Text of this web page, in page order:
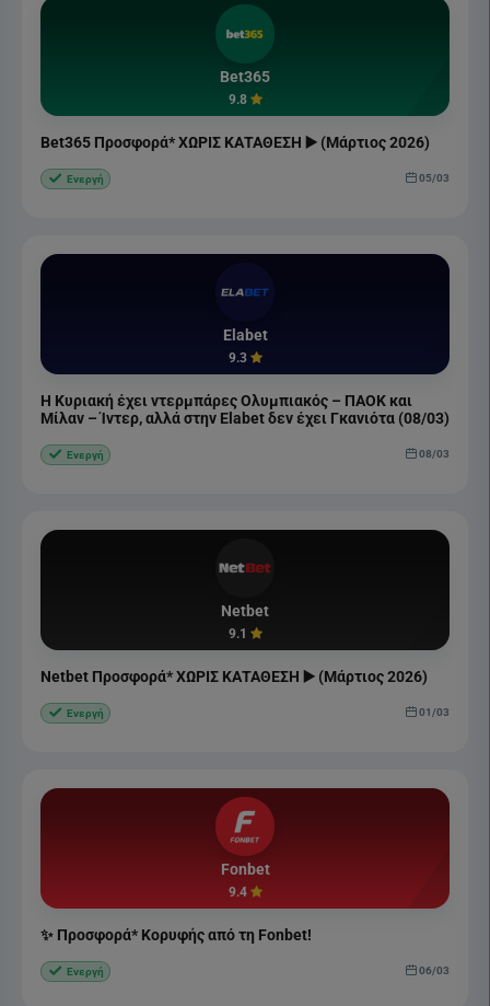
Bet365
9.8
Bet365 Προσφορά* ΧΩΡΙΣ ΚΑΤΑΘΕΣΗ ▶️ (Μάρτιος 2026)
Ενεργή 05/03
Elabet
9.3
Η Κυριακή έχει ντερμπάρες Ολυμπιακός – ΠΑΟΚ και
Μίλαν – Ίντερ, αλλά στην Elabet δεν έχει Γκανιότα (08/03)
Ενεργή 08/03
Netbet
9.1
Netbet Προσφορά* ΧΩΡΙΣ ΚΑΤΑΘΕΣΗ ▶️ (Μάρτιος 2026)
Ενεργή 01/03
Fonbet
9.4
✨ Προσφορά* Κορυφής από τη Fonbet!
Ενεργή 06/03